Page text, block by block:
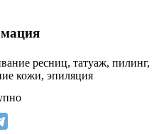
ресниц, татуаж, пилинг,
кожи, эпиляция